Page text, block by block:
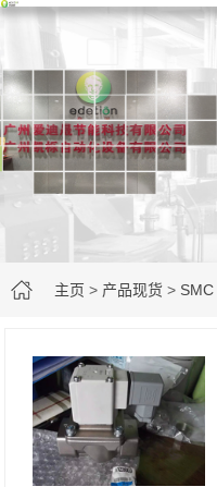
主页 > 产品现货 > SMC